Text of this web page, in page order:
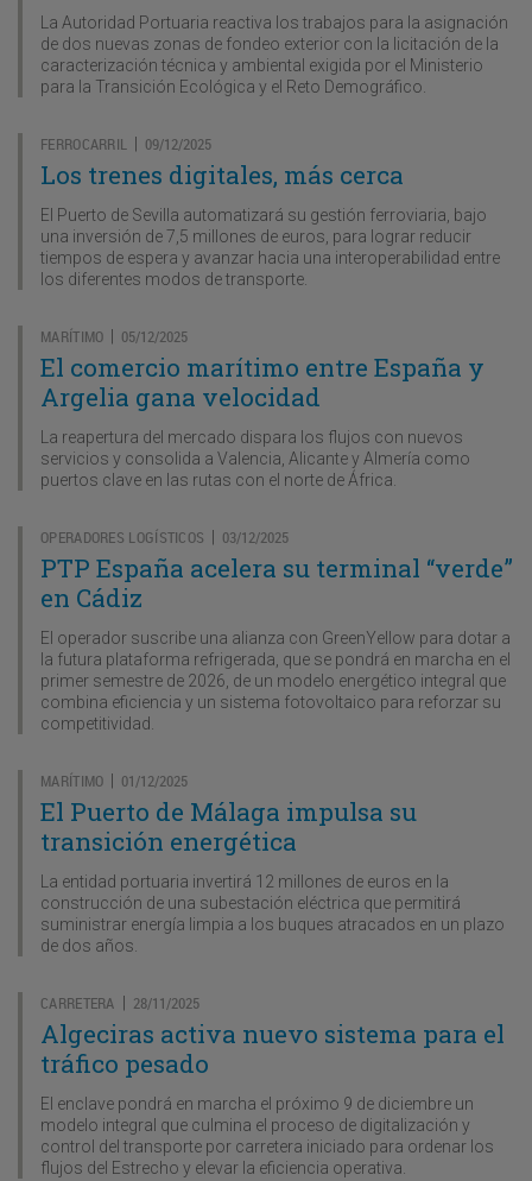
La Autoridad Portuaria reactiva los trabajos para la asignación
de dos nuevas zonas de fondeo exterior con la licitación de la
caracterización técnica y ambiental exigida por el Ministerio
para la Transición Ecológica y el Reto Demográfico.
FERROCARRIL | 09/12/2025
Los trenes digitales, más cerca
El Puerto de Sevilla automatizará su gestión ferroviaria, bajo
una inversión de 7,5 millones de euros, para lograr reducir
tiempos de espera y avanzar hacia una interoperabilidad entre
los diferentes modos de transporte.
MARÍTIMO | 05/12/2025
El comercio marítimo entre España y
Argelia gana velocidad
La reapertura del mercado dispara los flujos con nuevos
servicios y consolida a Valencia, Alicante y Almería como
puertos clave en las rutas con el norte de África.
OPERADORES LOGÍSTICOS | 03/12/2025
PTP España acelera su terminal “verde”
en Cádiz
El operador suscribe una alianza con GreenYellow para dotar a
la futura plataforma refrigerada, que se pondrá en marcha en el
primer semestre de 2026, de un modelo energético integral que
combina eficiencia y un sistema fotovoltaico para reforzar su
competitividad.
MARÍTIMO | 01/12/2025
El Puerto de Málaga impulsa su
transición energética
La entidad portuaria invertirá 12 millones de euros en la
construcción de una subestación eléctrica que permitirá
suministrar energía limpia a los buques atracados en un plazo
de dos años.
CARRETERA | 28/11/2025
Algeciras activa nuevo sistema para el
tráfico pesado
El enclave pondrá en marcha el próximo 9 de diciembre un
modelo integral que culmina el proceso de digitalización y
control del transporte por carretera iniciado para ordenar los
flujos del Estrecho y elevar la eficiencia operativa.